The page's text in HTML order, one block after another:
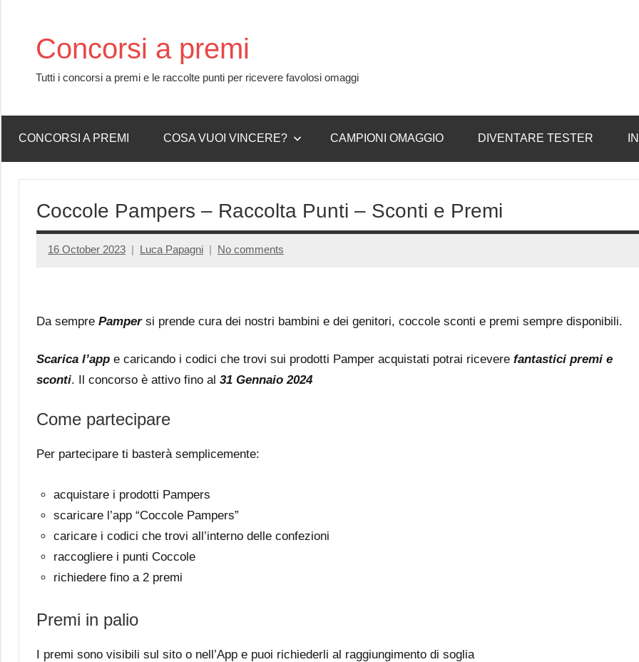
contentConcorsi a premi
Tutti i concorsi a premi e le raccolte punti per ricevere favolosi omaggi
CONCORSI A PREMI COSA VUOI VINCERE? CAMPIONI OMAGGIO DIVENTARE TESTER
Coccole Pampers – Raccolta Punti – Sconti e Premi
16 October 2023 Luca Papagni No comments
Da sempre Pampersi prende cura dei nostri bambini e dei genitori, coccole sconti e premi sempre disponibili.
Scarica l’app e caricando i codici che trovi sui prodotti Pamper acquistati potrai ricevere fantastici premi e
sconti. Il concorso è attivo fino al 31 Gennaio 2024
Come partecipare
Per partecipare ti basterà semplicemente:
acquistare i prodotti Pampers
scaricare l’app “Coccole Pampers”
caricare i codici che trovi all’interno delle confezioni
raccogliere i punti Coccole
richiedere fino a 2 premi
Premi in palio
I premi sono visibili sul sito o nell’App e puoi richiederli al raggiungimento di soglia